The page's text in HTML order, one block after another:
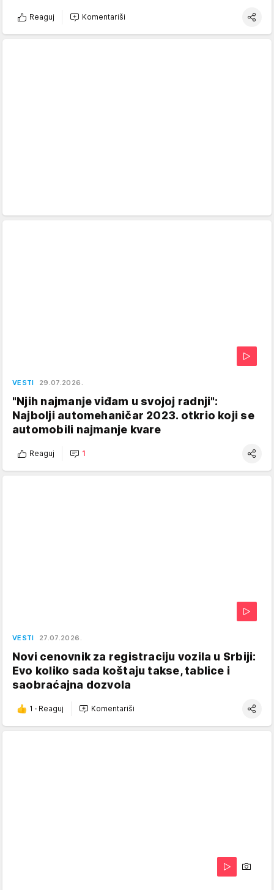
Reaguj Komentariši
VESTI 29.07.2026.
"Njih najmanje viđam u svojoj radnji":
Najbolji automehaničar 2023. otkrio koji se
automobili najmanje kvare
Reaguj 1
VESTI 27.07.2026.
Novi cenovnik za registraciju vozila u Srbiji:
Evo koliko sada koštaju takse, tablice i
saobraćajna dozvola
1 · Reaguj Komentariši